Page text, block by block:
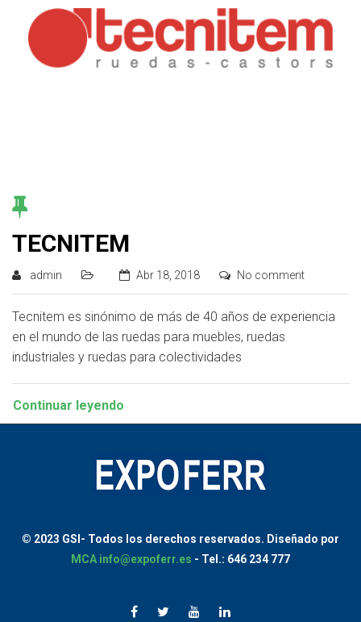
TECNITEM
admin Abr 18, 2018 No comment
Tecnitem es sinónimo de más de 40 años de experiencia
en el mundo de las ruedas para muebles, ruedas
industriales y ruedas para colectividades
Continuar leyendo
© 2023 GSI- Todos los derechos reservados. Diseñado por
MCA info@expoferr.es - Tel.: 646 234 777